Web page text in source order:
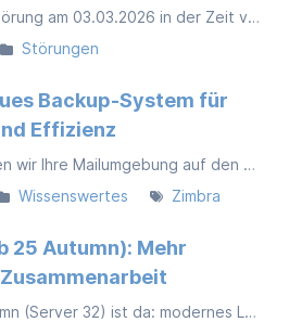
Kurzzeitige Netzwerkstörung am 03.03.2026 in der Zeit von 15:36–16:08 Uhr bei externem Peering-Partner
Störungen
Backup-System für
Effizienz
Mit Zimbra 10.1.16 setzen wir Ihre Mailumgebung auf den neuesten Stand. Das Update bringt vor allem eine modernisierte Backup-Technik (Backup Engine v2), die Sicherungen schneller und effizienter macht, ohne Mehraufwand für Kunden.
Wissenswertes Zimbra
25 Autumn): Mehr
Nextcloud Hub 25 Autumn (Server 32) ist da: modernes Look & Feel, bessere Zusammenarbeit und viele spürbare Verbesserungen im Alltag. Neu ist auch das Namensschema nach Jahr und Saison – für mehr Orientierung und Klarheit.